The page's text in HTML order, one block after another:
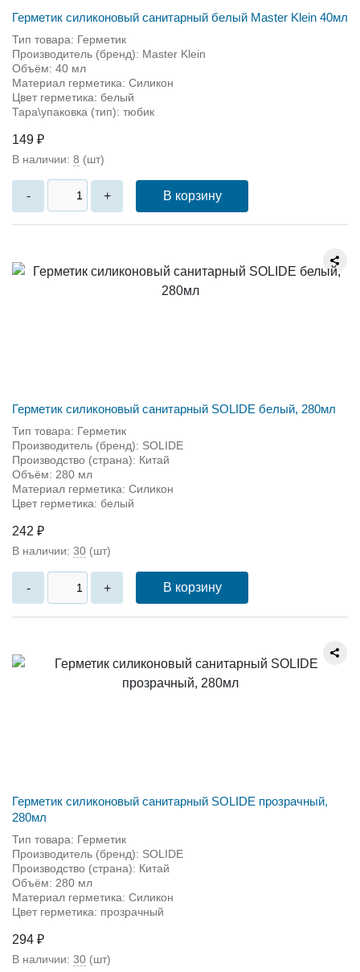
Герметик силиконовый санитарный белый Master Klein 40мл
Тип товара: Герметик
Производитель (бренд): Master Klein
Объём: 40 мл
Материал герметика: Силикон
Цвет герметика: белый
Тара\упаковка (тип): тюбик
149 ₽
В наличии: 8 (шт)
- + В корзину
Герметик силиконовый санитарный SOLIDE белый, 280мл
Тип товара: Герметик
Производитель (бренд): SOLIDE
Производство (страна): Китай
Объём: 280 мл
Материал герметика: Силикон
Цвет герметика: белый
242 ₽
В наличии: 30 (шт)
- + В корзину
Герметик силиконовый санитарный SOLIDE прозрачный,
280мл
Тип товара: Герметик
Производитель (бренд): SOLIDE
Производство (страна): Китай
Объём: 280 мл
Материал герметика: Силикон
Цвет герметика: прозрачный
294 ₽
В наличии: 30 (шт)